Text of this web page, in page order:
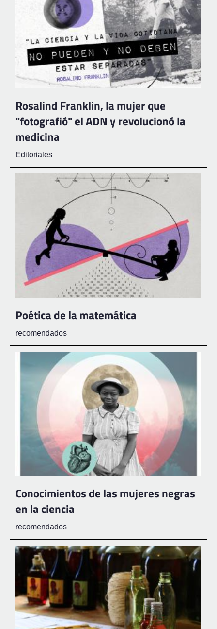
Rosalind Franklin, la mujer que
"fotografió" el ADN y revolucionó la
medicina
Editoriales
Poética de la matemática
recomendados
Conocimientos de las mujeres negras
en la ciencia
recomendados